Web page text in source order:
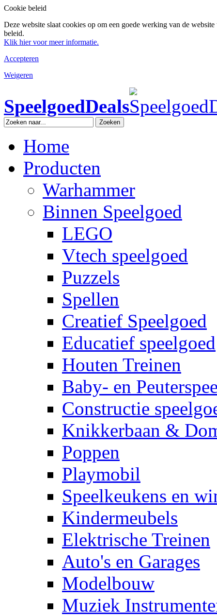
Cookie beleid
Deze website slaat cookies op om een goede werking van de
beleid.
Klik hier voor meer informatie.
Accepteren
Weigeren
SpeelgoedDeals
Zoeken
Home
Producten
Warhammer
Binnen Speelgoed
LEGO
Vtech speelgoed
Puzzels
Spellen
Creatief Speelgoed
Educatief speelgoed
Houten Treinen
Baby- en
Constructie
Knikkerbaan &
Poppen
Playmobil
Speelkeukens en
Kindermeubels
Elektrische Treinen
Auto's en Garages
Modelbouw
Muziek